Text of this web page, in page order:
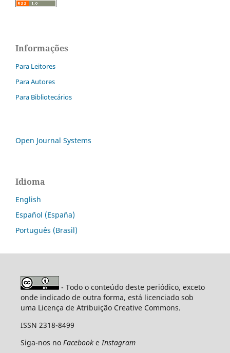
Informações
Para Leitores
Para Autores
Para Bibliotecários
Open Journal Systems
Idioma
English
Español (España)
Português (Brasil)
- Todo o conteúdo deste periódico, exceto
onde indicado de outra forma, está licenciado sob
uma Licença de Atribuição Creative Commons.
ISSN 2318-8499
Siga-nos no Facebook eInstagram